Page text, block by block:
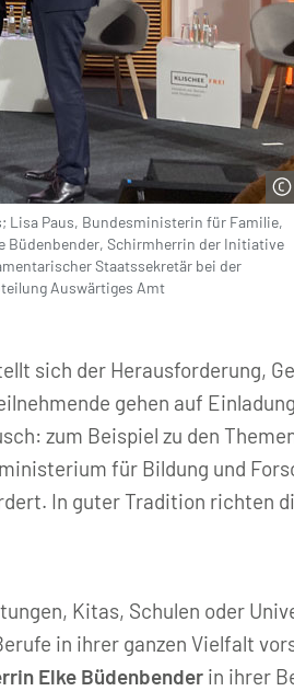
Lisa Paus, Bundesministerin für Familie,
Büdenbender, Schirmherrin der Initiative
Staatssekretär bei der
Auswärtiges Amt
sich der Herausforderung,
gehen auf
zum Beispiel zu den
für Bildung und
In guter Tradition richten
Kitas, Schulen oder
in ihrer ganzen Vielfalt
Elke Büdenbender in ihrer